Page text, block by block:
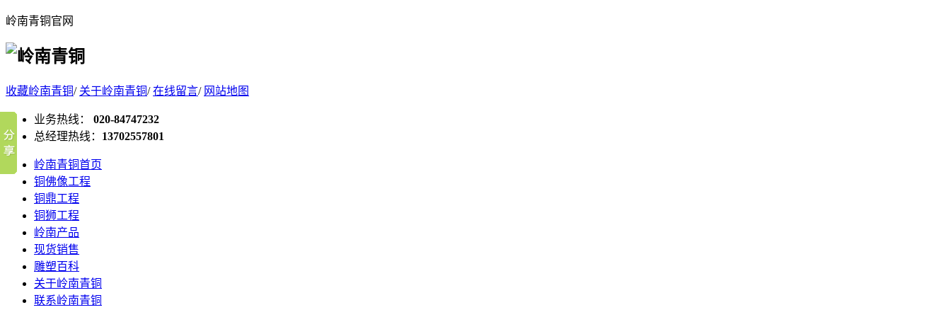
岭南青铜官网
收藏岭南青铜/ 关于岭南青铜/在线留言/ 网站地图
业务热线： 020-84747232
总经理热线： 13702557801
岭南青铜首页
铜佛像工程
铜鼎工程
铜狮工程
岭南产品
现货销售
雕塑百科
关于岭南青铜
联系岭南青铜